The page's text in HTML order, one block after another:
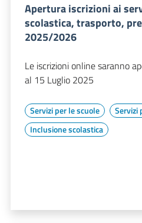
Apertura iscrizioni ai
scolastica, trasporto,
2025/2026
Le iscrizioni online saranno
al 15 Luglio 2025
Servizi per le scuole
Servizi
Inclusione scolastica